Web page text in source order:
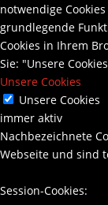
notwendige
grundlegende
Cookies in Ihrem
Sie: "Unsere
Unsere Cookies
Unsere Cookies
immer aktiv
Nachbezeichnete
Webseite und sind
Session-Cookies: